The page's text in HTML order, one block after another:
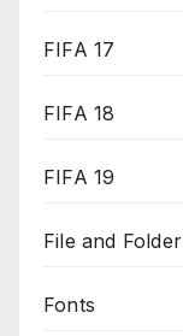
FIFA 17
FIFA 18
FIFA 19
File and Folder
Fonts